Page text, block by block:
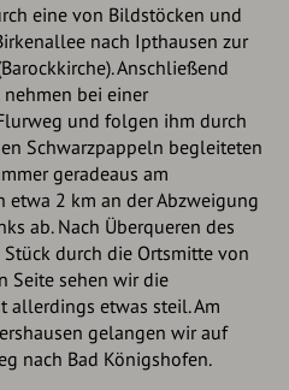
eine von Bildstöcken und
nach Ipthausen zur
Anschließend
bei einer
und folgen ihm durch
Schwarzpappeln begleiteten
geradeaus am
etwa 2 km an der Abzweigung
ab. Nach Überqueren des
durch die Ortsmitte von
Seite sehen wir die
allerdings etwas steil. Am
gelangen wir auf
nach Bad Königshofen.